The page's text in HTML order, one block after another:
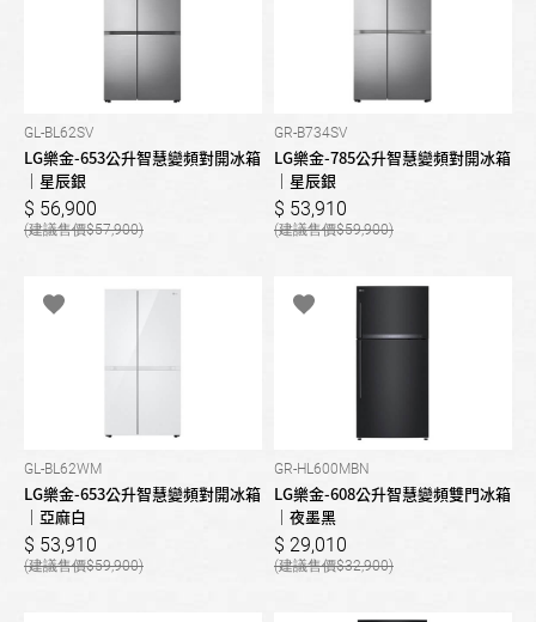
GL-BL62SV
LG樂金-653公升智慧變頻對開冰箱
｜星辰銀
56,900
57,900
GR-B734SV
LG樂金-785公升智慧變頻對開冰箱
｜星辰銀
53,910
59,900
GL-BL62WM
LG樂金-653公升智慧變頻對開冰箱
｜亞麻白
53,910
59,900
GR-HL600MBN
LG樂金-608公升智慧變頻雙門冰箱
｜夜墨黑
29,010
32,900